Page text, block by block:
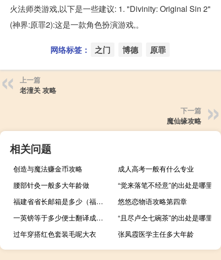
火法师类游戏,以下是一些建议: 1. "Divinity: Original Sin 2"
(神界:原罪2):这是一款角色扮演游戏,。
网络标签： 之门 博德 原罪
上一篇
老潼关 攻略
下一篇
魔仙缘攻略
相关问题
创造与魔法赚金币攻略
成人高考一般有什么专业
腰部针灸一般多大年龄做
“觉来落笔不经意”的出处是哪里
福建省省长邮箱是多少（福建省长信箱查询）
悠悠恋物语攻略第四章
一英镑等于多少便士翻译成英语（一英镑等于多少便士）
“且尽卢仝七碗茶”的出处是哪里
过年穿搭红色套装毛呢大衣
张凤霞医学主任多大年龄